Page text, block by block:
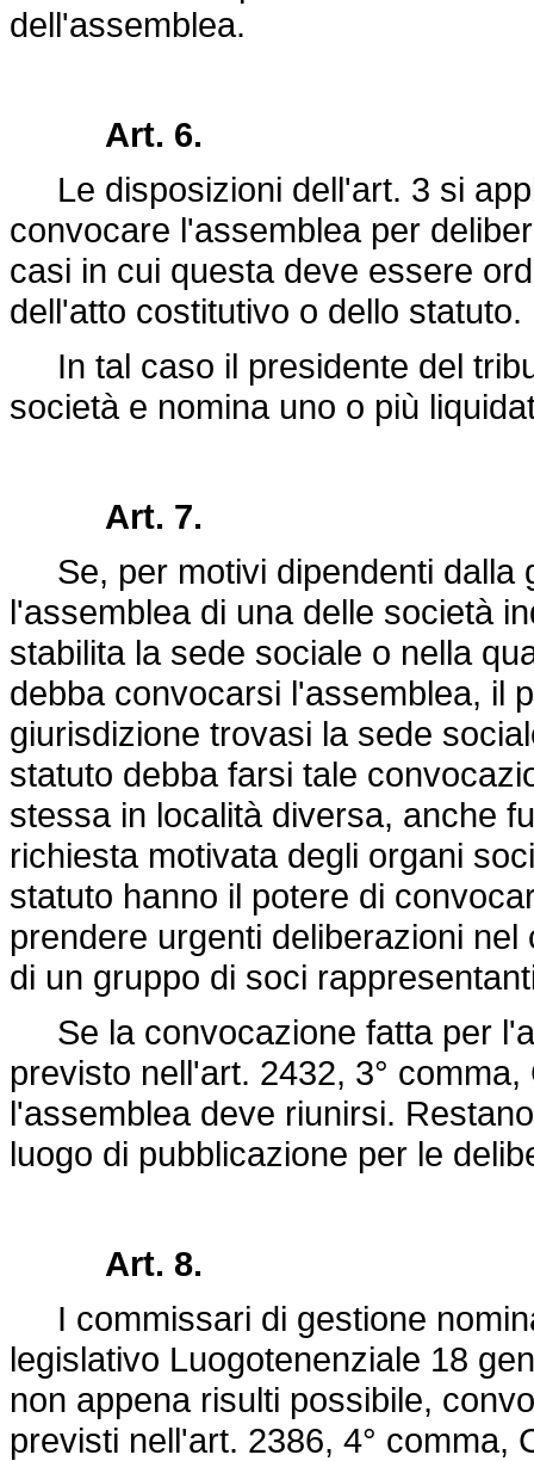
dell'assemblea.
Art. 6.
Le disposizioni dell'art. 3 si
convocare l'assemblea per
casi in cui questa deve essere
dell'atto costitutivo o dello statuto.
In tal caso il presidente del
società e nomina uno o più
Art. 7.
Se, per motivi dipendenti dalla
l'assemblea di una delle società
stabilita la sede sociale o nella
debba convocarsi l'assemblea, il
giurisdizione trovasi la sede
statuto debba farsi tale
stessa in località diversa, anche
richiesta motivata degli organi
statuto hanno il potere di
prendere urgenti deliberazioni
di un gruppo di soci
Se la convocazione fatta per
previsto nell'art. 2432, 3°
l'assemblea deve riunirsi.
luogo di pubblicazione per le
Art. 8.
I commissari di gestione
legislativo Luogotenenziale 18
non appena risulti possibile,
previsti nell'art. 2386, 4° comma,